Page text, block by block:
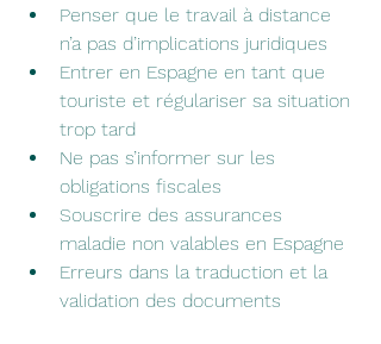
Penser que le travail à distance
n’a pas d’implications juridiques
Entrer en Espagne en tant que
touriste et régulariser sa situation
trop tard
Ne pas s’informer sur les
obligations fiscales
Souscrire des assurances
maladie non valables en Espagne
Erreurs dans la traduction et la
validation des documents